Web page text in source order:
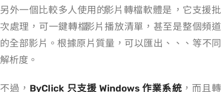
另外一個比較多人使用的 YouTube MP4 影片轉檔軟體是 ，它支援批
次處理，可一鍵轉檔 YouTube 影片播放清單，甚至是整個頻道
的全部影片。根據原片質量，可以匯出 720p、1080p、4K、8K 等不同
解析度。
不過， ByClick 只支援 Windows 作業系統 ，而且轉